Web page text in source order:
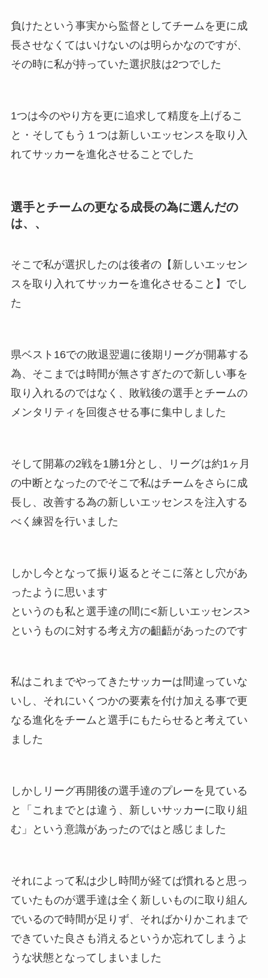
負けたという事実から監督としてチームを更に成
長させなくてはいけないのは明らかなのですが、
その時に私が持っていた選択肢は2つでした
1つは今のやり方を更に追求して精度を上げるこ
と・そしてもう１つは新しいエッセンスを取り入
れてサッカーを進化させることでした
選手とチームの更なる成長の為に選んだの
は、、
そこで私が選択したのは後者の【新しいエッセン
スを取り入れてサッカーを進化させること】でし
た
県ベスト16での敗退翌週に後期リーグが開幕する
為、そこまでは時間が無さすぎたので新しい事を
取り入れるのではなく、敗戦後の選手とチームの
メンタリティを回復させる事に集中しました
そして開幕の2戦を1勝1分とし、リーグは約1ヶ月
の中断となったのでそこで私はチームをさらに成
長し、改善する為の新しいエッセンスを注入する
べく練習を行いました
しかし今となって振り返るとそこに落とし穴があ
ったように思います
というのも私と選手達の間に<新しいエッセンス>
というものに対する考え方の齟齬があったのです
私はこれまでやってきたサッカーは間違っていな
いし、それにいくつかの要素を付け加える事で更
なる進化をチームと選手にもたらせると考えてい
ました
しかしリーグ再開後の選手達のプレーを見ている
と「これまでとは違う、新しいサッカーに取り組
む」という意識があったのではと感じました
それによって私は少し時間が経てば慣れると思っ
ていたものが選手達は全く新しいものに取り組ん
でいるので時間が足りず、そればかりかこれまで
できていた良さも消えるというか忘れてしまうよ
うな状態となってしまいました